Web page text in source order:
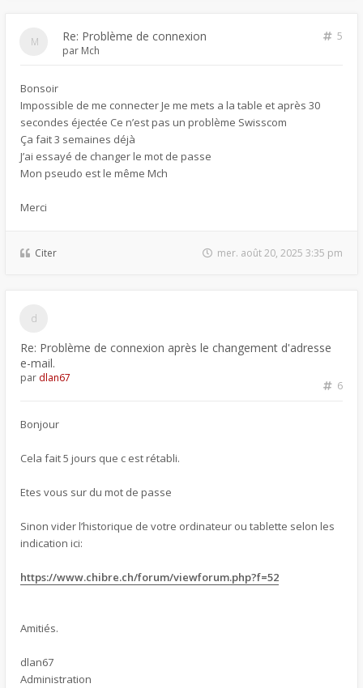
Re: Problème de connexion
5
par Mch
Bonsoir
Impossible de me connecter Je me mets a la table et après 30
secondes éjectée Ce n’est pas un problème Swisscom
Ça fait 3 semaines déjà
J’ai essayé de changer le mot de passe
Mon pseudo est le même Mch
Merci
Citer mer. août 20, 2025 3:35 pm
Re: Problème de connexion après le changement d'adresse
e-mail.
6
par dlan67
Bonjour
Cela fait 5 jours que c est rétabli.
Etes vous sur du mot de passe
Sinon vider l’historique de votre ordinateur ou tablette selon les
indication ici:
https://www.chibre.ch/forum/viewforum.php?f=52
Amitiés.
dlan67
Administration